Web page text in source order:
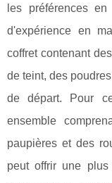
les préférences
d'expérience en
coffret contenant
de teint, des
de départ. Pour
ensemble
paupières et des
peut offrir une